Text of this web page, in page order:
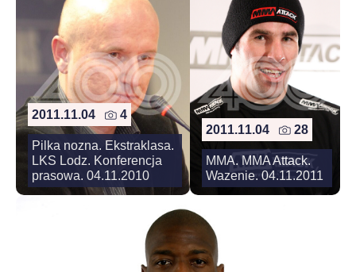
2011.11.04 4
Pilka nozna. Ekstraklasa.
LKS Lodz. Konferencja
prasowa. 04.11.2010
2011.11.04 28
MMA. MMA Attack.
Wazenie. 04.11.2011